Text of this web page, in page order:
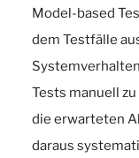
Model-based
dem Testfälle
Tests manuell
die erwarteten
daraus